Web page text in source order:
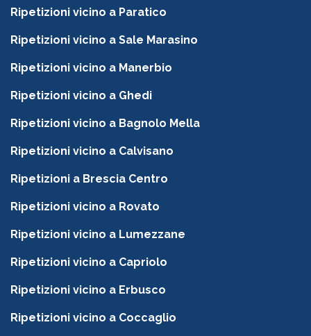
Ripetizioni vicino a Paratico
Ripetizioni vicino a Sale Marasino
Ripetizioni vicino a Manerbio
Ripetizioni vicino a Ghedi
Ripetizioni vicino a Bagnolo Mella
Ripetizioni vicino a Calvisano
Ripetizioni a Brescia Centro
Ripetizioni vicino a Rovato
Ripetizioni vicino a Lumezzane
Ripetizioni vicino a Capriolo
Ripetizioni vicino a Erbusco
Ripetizioni vicino a Coccaglio